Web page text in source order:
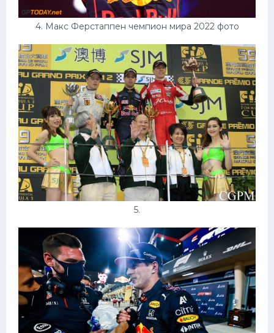
4. Макс Ферстаппен чемпион мира 2022 фото
5.